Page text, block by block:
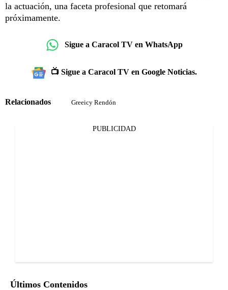
la actuación, una faceta profesional que retomará
próximamente.
Sigue a Caracol TV en WhatsApp
📺 Sigue a Caracol TV en Google Noticias.
Relacionados Greeicy Rendón
PUBLICIDAD
Últimos Contenidos